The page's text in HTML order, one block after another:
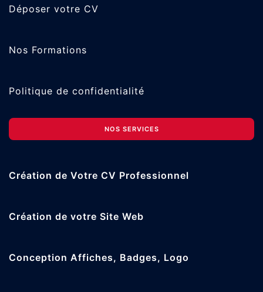
Déposer votre CV
Nos Formations
Politique de confidentialité
NOS SERVICES
Création de Votre CV Professionnel
Création de votre Site Web
Conception Affiches, Badges, Logo